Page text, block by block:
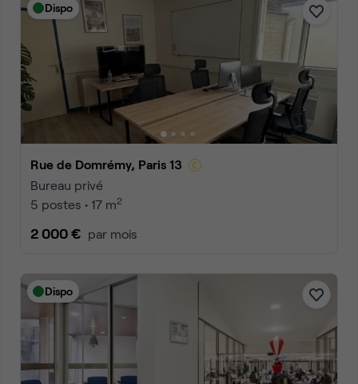
Dispo
Rue de Domrémy, Paris 13
Bureau privé
5 postes • 17 m2
2 000 € par mois
Dispo